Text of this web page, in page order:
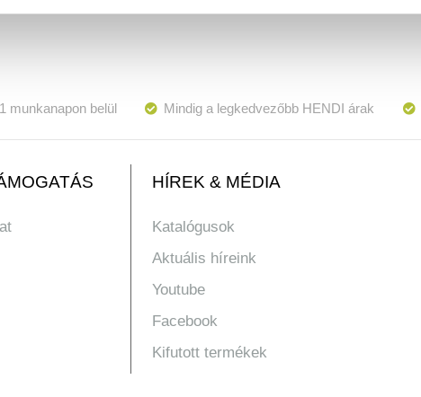
munkanapon belül Mindig a legkedvezőbb HENDI árak
HÍREK & MÉDIA
Katalógusok
Aktuális híreink
Youtube
Facebook
Kifutott termékek